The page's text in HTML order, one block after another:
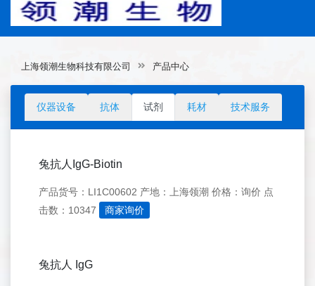
上海领潮生物科技有限公司 产品中心
仪器设备 抗体 试剂 耗材 技术服务
兔抗人IgG-Biotin
产品货号：LI1C00602 产地：上海领潮 价格：询价 点
击数：10347
商家询价
兔抗人 IgG